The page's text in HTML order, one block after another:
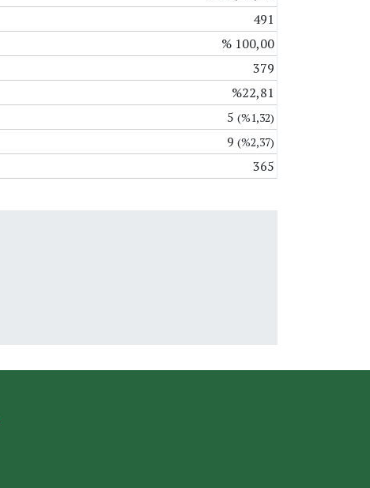
491
% 100,00
379
%22,81
5 (%1,32)
9 (%2,37)
365